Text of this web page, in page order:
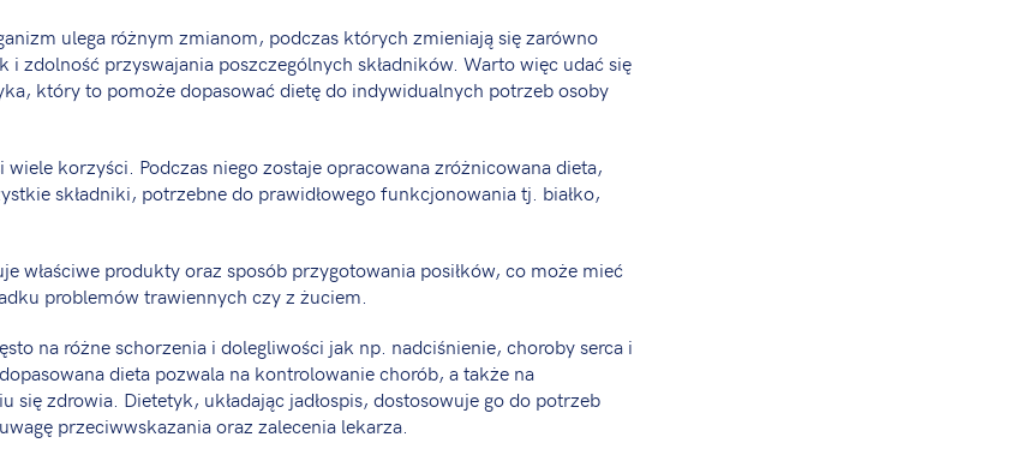
ulega różnym zmianom, podczas których zmieniają się zarówno
i zdolność przyswajania poszczególnych składników. Warto więc udać się
który to pomoże dopasować dietę do indywidualnych potrzeb osoby
korzyści. Podczas niego zostaje opracowana zróżnicowana dieta,
składniki, potrzebne do prawidłowego funkcjonowania tj. białko,
właściwe produkty oraz sposób przygotowania posiłków, co może mieć
problemów trawiennych czy z żuciem.
na różne schorzenia i dolegliwości jak np. nadciśnienie, choroby serca i
dieta pozwala na kontrolowanie chorób, a także na
się zdrowia. Dietetyk, układając jadłospis, dostosowuje go do potrzeb
przeciwwskazania oraz zalecenia lekarza.